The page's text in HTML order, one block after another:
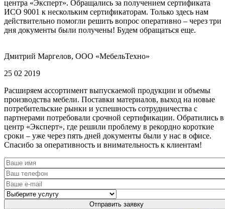
центра «Эксперт». Обращались за получением сертификата
ИСО 9001 к нескольким сертификаторам. Только здесь нам
действительно помогли решить вопрос оперативно – через три
дня документы были получены! Будем обращаться еще.
Дмитрий Маргелов, ООО «МебельТехно»
25 02 2019
Расширяем ассортимент выпускаемой продукции и объемы
производства мебели. Поставки материалов, выход на новые
потребительские рынки и успешность сотрудничества с
партнерами потребовали срочной сертификации. Обратились в
центр «Эксперт», где решили проблему в рекордно короткие
сроки – уже через пять дней документы были у нас в офисе.
Спасибо за оперативность и внимательность к клиентам!